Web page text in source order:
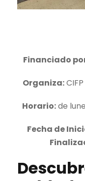
Financiado
Organiza:
Horario:de
Fecha de